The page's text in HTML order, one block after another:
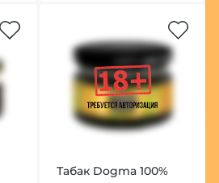
Табак Dogma 100%